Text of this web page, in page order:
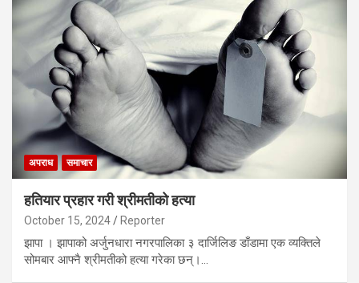
अपराध समाचार
हतियार प्रहार गरी श्रीमतीको हत्या
October 15, 2024 Reporter
झापा । झापाको अर्जुनधारा नगरपालिका ३ दार्जिलिङ डाँडामा एक व्यक्तिले
सोमबार आफ्नै श्रीमतीको हत्या गरेका छन्।…